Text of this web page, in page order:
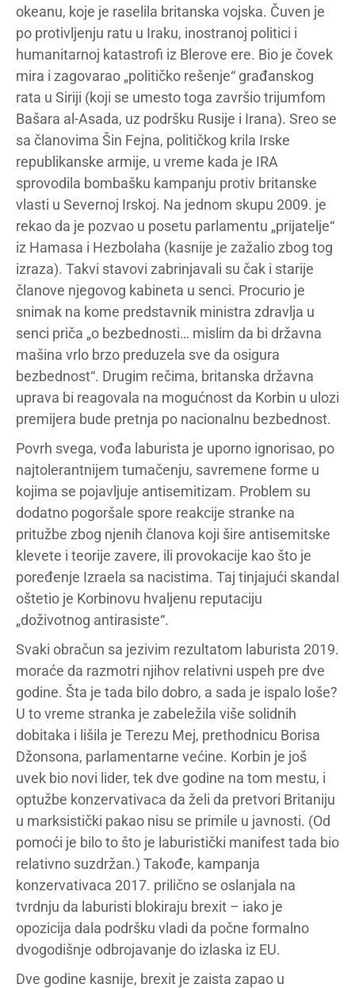
okeanu, koje je raselila britanska vojska. Čuven je
po protivljenju ratu u Iraku, inostranoj politici i
humanitarnoj katastrofi iz Blerove ere. Bio je čovek
mira i zagovarao „političko rešenje“ građanskog
rata u Siriji (koji se umesto toga završio trijumfom
Bašara al-Asada, uz podršku Rusije i Irana). Sreo se
sa članovima Šin Fejna, političkog krila Irske
republikanske armije, u vreme kada je IRA
sprovodila bombašku kampanju protiv britanske
vlasti u Severnoj Irskoj. Na jednom skupu 2009. je
rekao da je pozvao u posetu parlamentu „prijatelje“
iz Hamasa i Hezbolaha (kasnije je zažalio zbog tog
izraza). Takvi stavovi zabrinjavali su čak i starije
članove njegovog kabineta u senci. Procurio je
snimak na kome predstavnik ministra zdravlja u
senci priča „o bezbednosti… mislim da bi državna
mašina vrlo brzo preduzela sve da osigura
bezbednost“. Drugim rečima, britanska državna
uprava bi reagovala na mogućnost da Korbin u ulozi
premijera bude pretnja po nacionalnu bezbednost.
Povrh svega, vođa laburista je uporno ignorisao, po
najtolerantnijem tumačenju, savremene forme u
kojima se pojavljuje antisemitizam. Problem su
dodatno pogoršale spore reakcije stranke na
pritužbe zbog njenih članova koji šire antisemitske
klevete i teorije zavere, ili provokacije kao što je
poređenje Izraela sa nacistima. Taj tinjajući skandal
oštetio je Korbinovu hvaljenu reputaciju
„doživotnog antirasiste“.
Svaki obračun sa jezivim rezultatom laburista 2019.
moraće da razmotri njihov relativni uspeh pre dve
godine. Šta je tada bilo dobro, a sada je ispalo loše?
U to vreme stranka je zabeležila više solidnih
dobitaka i lišila je Terezu Mej, prethodnicu Borisa
Džonsona, parlamentarne većine. Korbin je još
uvek bio novi lider, tek dve godine na tom mestu, i
optužbe konzervativaca da želi da pretvori Britaniju
u marksistički pakao nisu se primile u javnosti. (Od
pomoći je bilo to što je laburistički manifest tada bio
relativno suzdržan.) Takođe, kampanja
konzervativaca 2017. prilično se oslanjala na
tvrdnju da laburisti blokiraju brexit – iako je
opozicija dala podršku vladi da počne formalno
dvogodišnje odbrojavanje do izlaska iz EU.
Dve godine kasnije, brexit je zaista zapao u